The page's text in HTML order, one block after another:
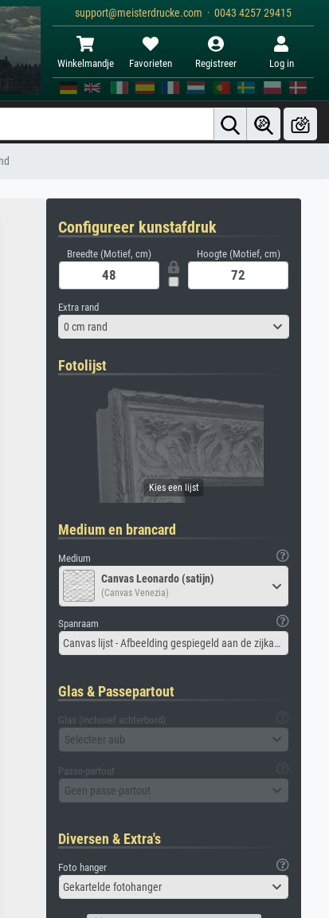
support@meisterdrucke.com · 0043 4257 29415
Winkelmandje Favorieten Registreer Log in
Configureer kunstafdruk
Breedte (Motief, cm) Hoogte (Motief, cm)
Extra rand
0 cm rand
Fotolijst
Medium en brancard
Medium
Canvas Leonardo (satijn)
(Canvas Venezia)
Spanraam
Canvas lijst - Afbeelding gespiegeld aan de zijkant
Glas & Passepartout
Glas (inclusief achterbord)
Selecteer aub
Passe-partout
Geen passe-partout
Diversen & Extra's
Foto hanger
Gekartelde fotohanger